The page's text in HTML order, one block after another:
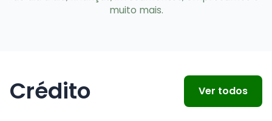
muito mais.
Crédito Ver todos